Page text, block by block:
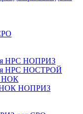
НРС НОПРИЗ
НРС НОСТРОЙ
НОК
НОК НОПРИЗ